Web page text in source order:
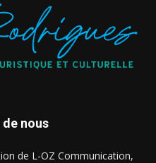
nous
de L-OZ Communication,